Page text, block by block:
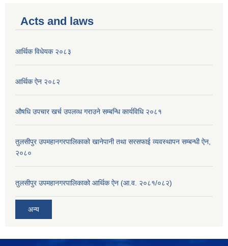
Acts and laws
आर्थिक विधेयक २०८३
आर्थिक ऐन २०८२
औषधि उपचार खर्च उपलव्ध गराउने सम्बन्धि कार्यविधि २०८१
तुलसीपुर उपमहानगरपालिकाको खानेपानी तथा सरसफाई व्यवस्थापन सम्बन्धी ऐन,
२०८०
तुलसीपुर उपमहानगरपालिकाको आर्थिक ऐन (आ.व. २०८१/०८२)
अन्य